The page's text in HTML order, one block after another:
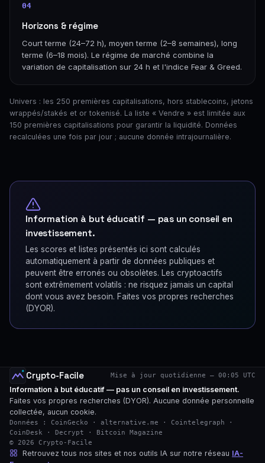
04
Horizons & régime
Court terme (24–72 h), moyen terme (2–8 semaines), long
terme (6–18 mois). Le régime de marché combine la
variation de capitalisation sur 24 h et l'indice Fear & Greed.
Univers : les 250 premières capitalisations, hors stablecoins, jetons
wrappés/stakés et or tokenisé. La liste « Vendre » est limitée aux
150 premières capitalisations pour garantir la liquidité. Données
recalculées une fois par jour ; aucune donnée intrajournalière.
Information à but éducatif — pas un conseil en
investissement.
Les scores et listes présentés ici sont calculés
automatiquement à partir de données publiques et
peuvent être erronés ou obsolètes. Les cryptoactifs
sont extrêmement volatils : ne risquez jamais un capital
dont vous avez besoin. Faites vos propres recherches
(DYOR).
Crypto-Facile Mise à jour quotidienne — 00:05 UTC
Information à but éducatif — pas un conseil en investissement.
Faites vos propres recherches (DYOR). Aucune donnée personnelle
collectée, aucun cookie.
Données : CoinGecko · alternative.me · Cointelegraph ·
CoinDesk · Decrypt · Bitcoin Magazine
© 2026 Crypto-Facile
Retrouvez tous nos sites et nos outils IA sur notre réseau IA-